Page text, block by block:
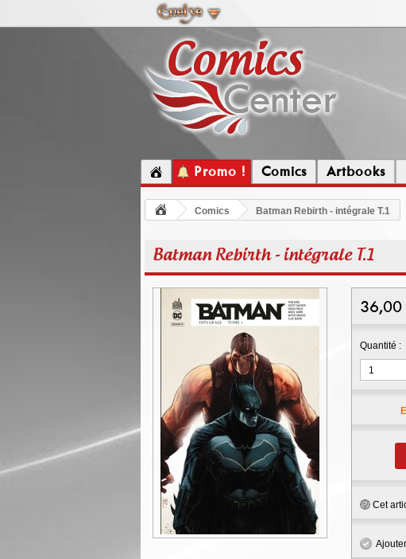
Promo ! Comics Artbooks
Comics Batman Rebirth - intégrale T.1
Batman Rebirth - intégrale T.1
36,00
Quantité :
Cet